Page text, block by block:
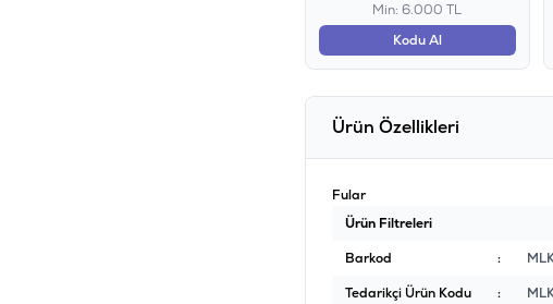
Min: 6.000 TL
Kodu Al
Ürün Özellikleri
Fular
Ürün Filtreleri
Barkod
:
Tedarikçi Ürün Kodu
: